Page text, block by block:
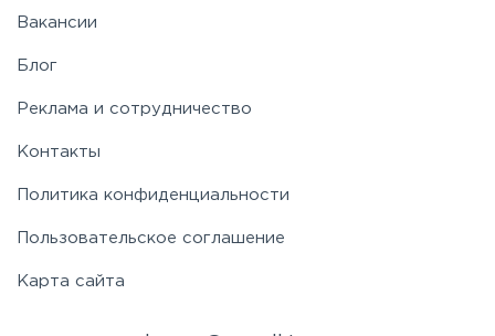
Вакансии
Блог
Реклама и сотрудничество
Контакты
Политика конфиденциальности
Пользовательское соглашение
Карта сайта